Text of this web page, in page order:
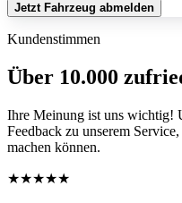
Jetzt Fahrzeug abmelden
Kundenstimmen
Über 10.000
Ihre Meinung ist uns wichtig!
Feedback zu unserem
machen können.
★★★★★